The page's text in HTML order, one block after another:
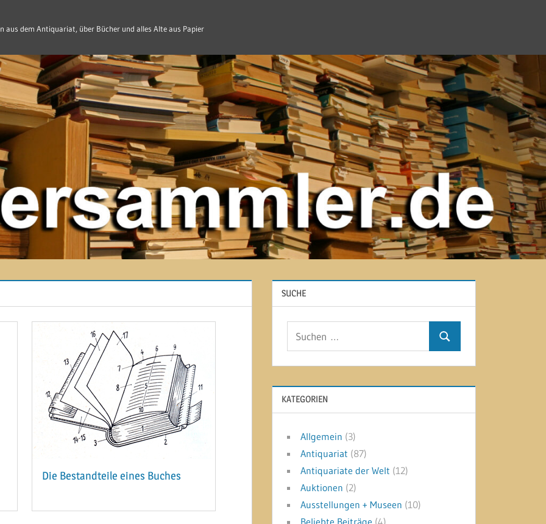
aus dem Antiquariat, über Bücher und alles Alte aus Papier
Die Bestandteile eines Buches
SUCHE
Suchen
KATEGORIEN
Allgemein (3)
Antiquariat (87)
Antiquariate der Welt (12)
Auktionen (2)
Ausstellungen + Museen (10)
Beliebte Beiträge (4)